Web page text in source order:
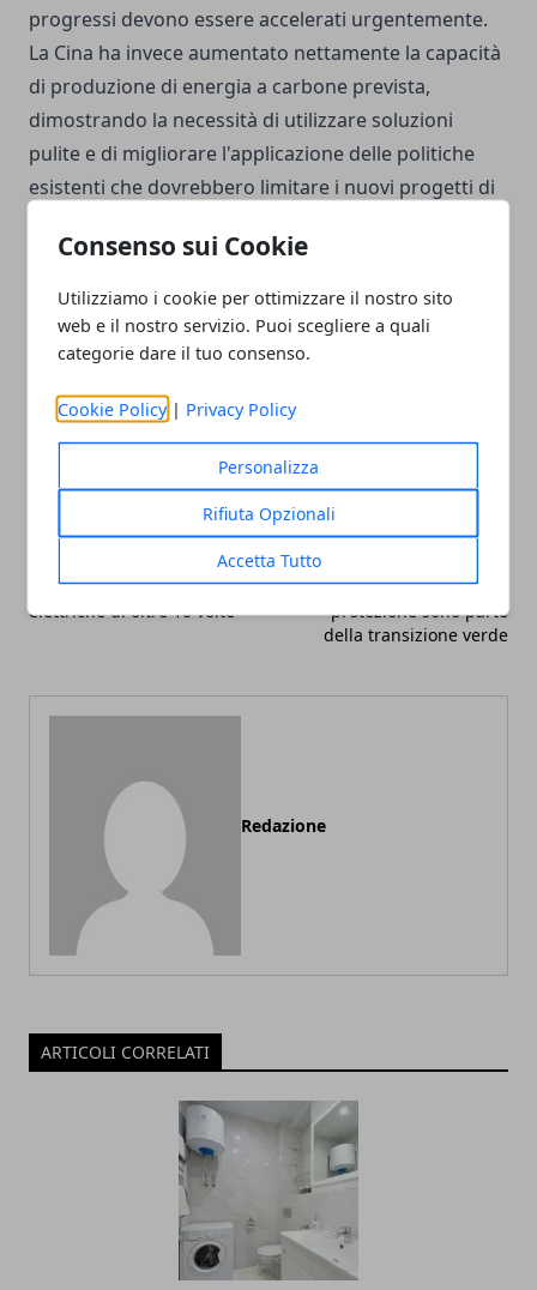
Consenso sui Cookie
Utilizziamo i cookie per ottimizzare il nostro sito
web e il nostro servizio. Puoi scegliere a quali
categorie dare il tuo consenso.
Cookie Policy | Privacy Policy
Personalizza
Rifiuta Opzionali
Accetta Tutto
progressi devono essere accelerati urgentemente.
La Cina ha invece aumentato nettamente la capacità
di produzione di energia a carbone prevista,
dimostrando la necessità di utilizzare soluzioni
pulite e di migliorare l'applicazione delle politiche
esistenti che dovrebbero limitare i nuovi progetti di
Una nuova scoperta
raggio di azione delle auto
elettriche di oltre 10 volte
Sicurezza sul lavoro e
sostenibilità industriale:
perché i dispositivi di
protezione sono parte
della transizione verde
Redazione
ARTICOLI CORRELATI